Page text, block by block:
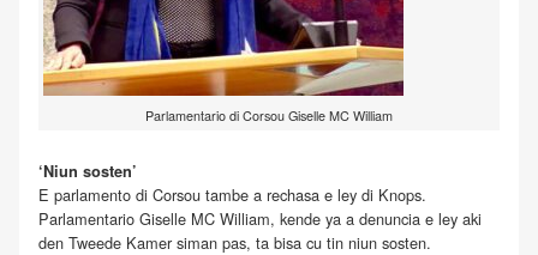
Parlamentario di Corsou Giselle MC William
‘Niun sosten’
E parlamento di Corsou tambe a rechasa e ley di Knops.
Parlamentario Giselle MC William, kende ya a denuncia e ley aki
den Tweede Kamer siman pas, ta bisa cu tin niun sosten.